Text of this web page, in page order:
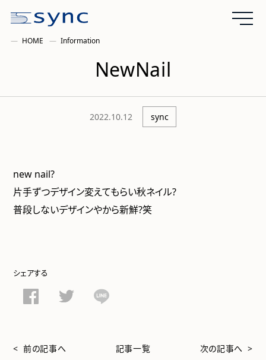
HOME Information
NewNail
2022.10.12 sync
new nail?
片手ずつデザイン変えてもらい秋ネイル?
普段しないデザインやから新鮮?笑
シェアする
< 前の記事へ 記事一覧 次の記事へ >